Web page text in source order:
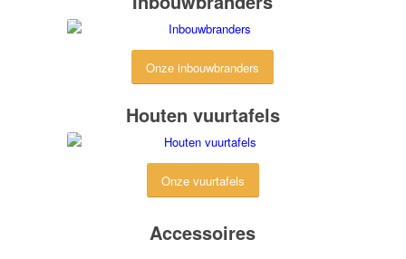
Onze inbouwbranders
Houten vuurtafels
Onze vuurtafels
Accessoires